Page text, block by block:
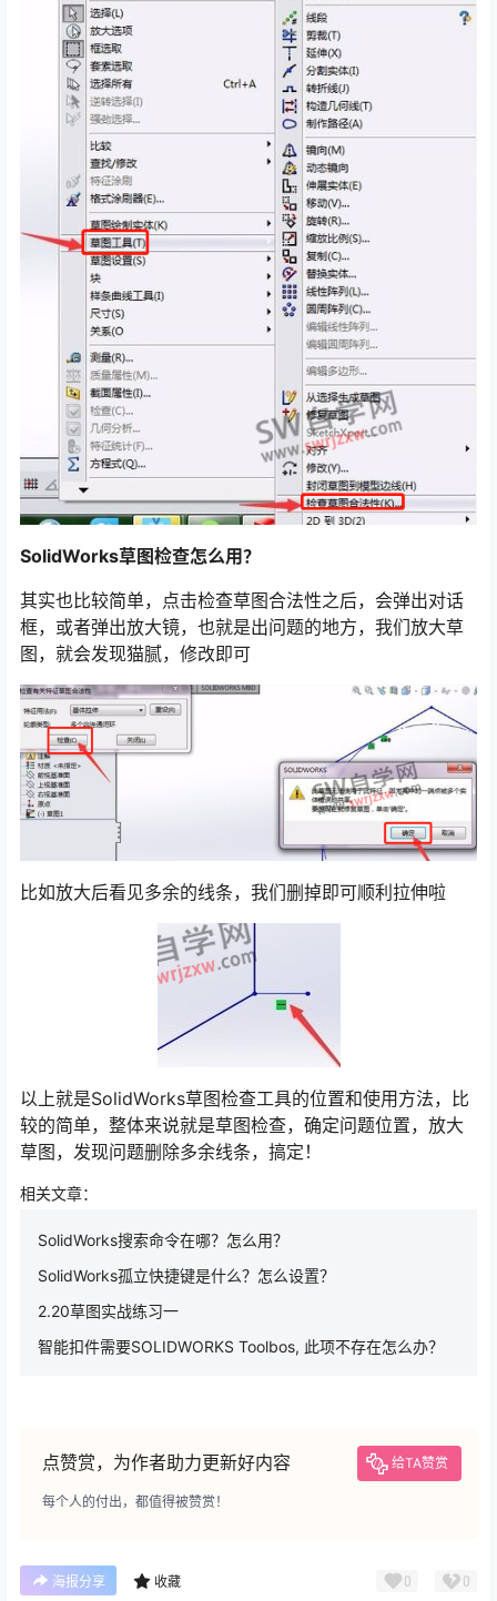
SolidWorks草图检查怎么用？
其实也比较简单，点击检查草图合法性之后，会弹出对话
框，或者弹出放大镜，也就是出问题的地方，我们放大草
图，就会发现猫腻，修改即可
比如放大后看见多余的线条，我们删掉即可顺利拉伸啦
以上就是SolidWorks草图检查工具的位置和使用方法，比
较的简单，整体来说就是草图检查，确定问题位置，放大
草图，发现问题删除多余线条，搞定！
相关文章：
SolidWorks搜索命令在哪？怎么用？
SolidWorks孤立快捷键是什么？怎么设置？
2.20草图实战练习一
智能扣件需要SOLIDWORKS Toolbos, 此项不存在怎么办？
点赞赏，为作者助力更新好内容 给TA赞赏
每个人的付出，都值得被赞赏！
海报分享 收藏 0 0